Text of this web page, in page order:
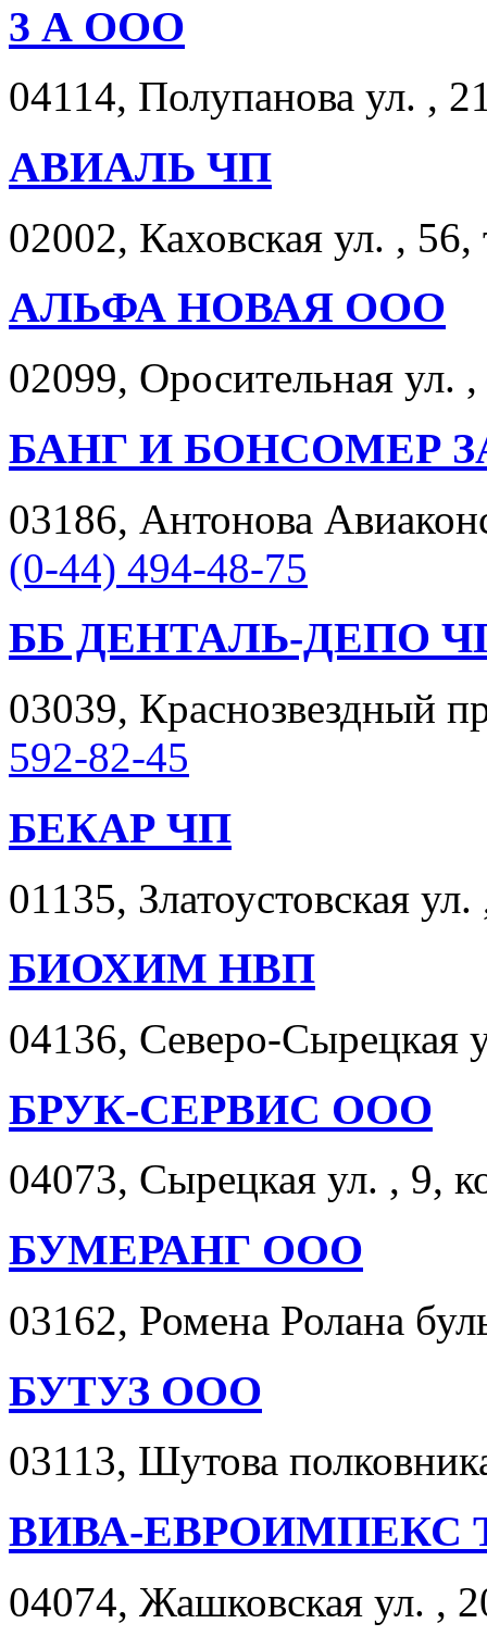
3 А ООО
04114, Полупанова ул. ,
АВИАЛЬ ЧП
02002, Каховская ул. ,
АЛЬФА НОВАЯ ООО
02099, Оросительная ул.
БАНГ И БОНСОМЕР
03186, Антонова
(0-44) 494-48-75
ББ ДЕНТАЛЬ-ДЕПО
03039, Краснозвездный
592-82-45
БЕКАР ЧП
01135, Златоустовская
БИОХИМ НВП
04136, Северо-Сырецкая
БРУК-СЕРВИС ООО
04073, Сырецкая ул. , 9,
БУМЕРАНГ ООО
03162, Ромена Ролана
БУТУЗ ООО
03113, Шутова
ВИВА-ЕВРОИМПЕКС
04074, Жашковская ул. ,